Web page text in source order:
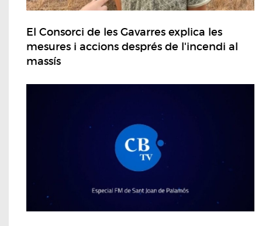
El Consorci de les Gavarres explica les
mesures i accions després de l'incendi al
massís